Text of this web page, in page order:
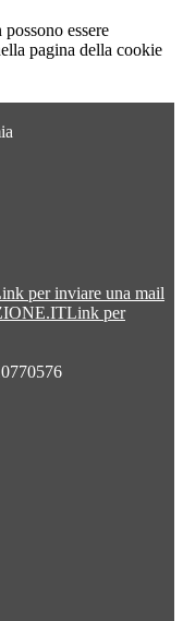
essere
pagina della cookie
per inviare una mail
Link per